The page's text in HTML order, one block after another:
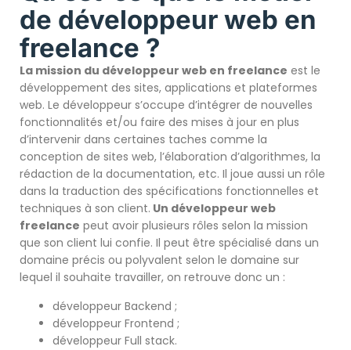
de développeur web en
freelance ?
La mission du développeur web en freelance est le
développement des sites, applications et plateformes
web. Le développeur s’occupe d’intégrer de nouvelles
fonctionnalités et/ou faire des mises à jour en plus
d’intervenir dans certaines taches comme la
conception de sites web, l’élaboration d’algorithmes, la
rédaction de la documentation, etc. Il joue aussi un rôle
dans la traduction des spécifications fonctionnelles et
techniques à son client. Un développeur web
freelance peut avoir plusieurs rôles selon la mission
que son client lui confie. Il peut être spécialisé dans un
domaine précis ou polyvalent selon le domaine sur
lequel il souhaite travailler, on retrouve donc un :
développeur Backend ;
développeur Frontend ;
développeur Full stack.